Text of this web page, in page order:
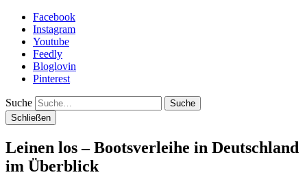
Facebook
Instagram
Youtube
Feedly
Bloglovin
Pinterest
Suche
Schließen
Leinen los – Bootsverleihe in Deutschland
im Überblick